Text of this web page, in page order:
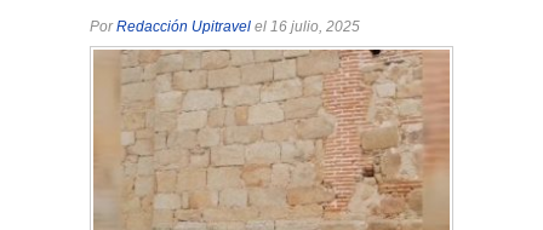
PorRedacción Upitravel el 16 julio, 2025